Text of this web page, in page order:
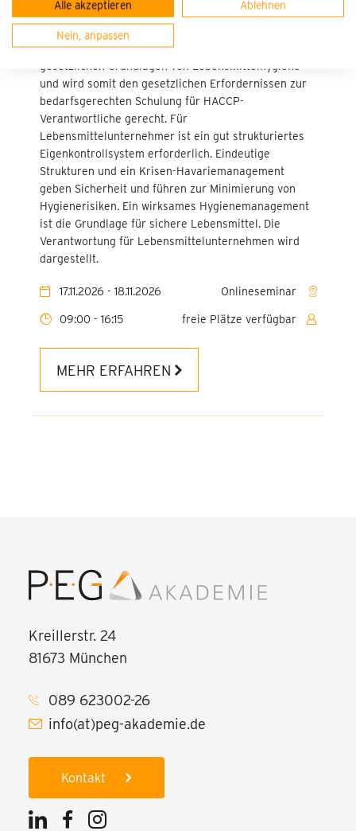
Alle akzeptieren Ablehnen
Nein, anpassen
Küchen- und Lebensmittelhygiene im 360° Blick
Dieses Seminar gibt einen 360° Blick auf die
gesetzlichen Grundlagen von Lebensmittelhygiene
und wird somit den gesetzlichen Erfordernissen zur
bedarfsgerechten Schulung für HACCP-
Verantwortliche gerecht. Für
Lebensmittelunternehmer ist ein gut strukturiertes
Eigenkontrollsystem erforderlich. Eindeutige
Strukturen und ein Krisen-Havariemanagement
geben Sicherheit und führen zur Minimierung von
Hygienerisiken. Ein wirksames Hygienemanagement
ist die Grundlage für sichere Lebensmittel. Die
Verantwortung für Lebensmittelunternehmen wird
dargestellt.
17.11.2026 - 18.11.2026 Onlineseminar
09:00 - 16:15 freie Plätze verfügbar
MEHR ERFAHREN
Kreillerstr. 24
81673 München
089 623002-26
info(at)peg-akademie.de
Kontakt